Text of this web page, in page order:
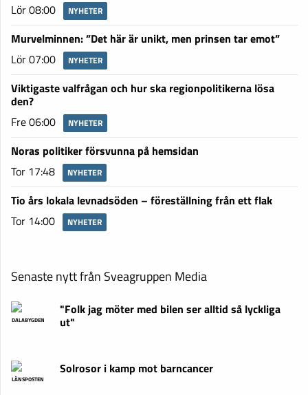
Lör 08:00
NYHETER
Murvelminnen: ”Det här är unikt, men prinsen tar emot”
Lör 07:00
NYHETER
Viktigaste valfrågan och hur ska regionpolitikerna lösa
den?
Fre 06:00
NYHETER
Noras politiker försvunna på hemsidan
Tor 17:48
NYHETER
Tio års lokala levnadsöden – föreställning från ett flak
Tor 14:00
NYHETER
Senaste nytt från Sveagruppen Media
DALABYGDEN
"Folk jag möter med bilen ser alltid så lyckliga
ut"
LÄNSPOSTEN
Solrosor i kamp mot barncancer